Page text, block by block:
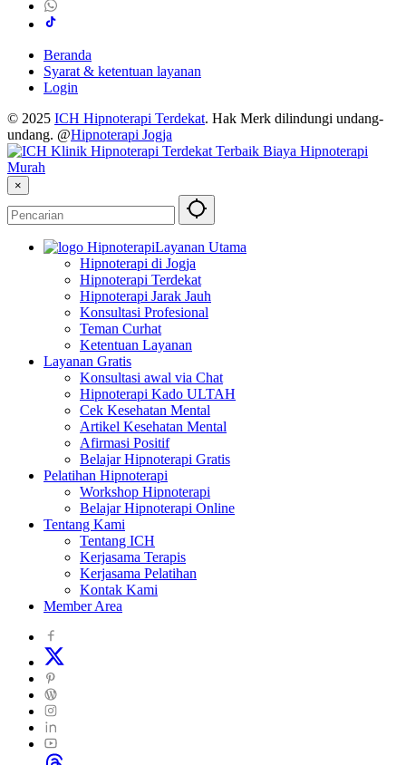
Beranda
Syarat & ketentuan layanan
Login
© 2025 ICH Hipnoterapi Terdekat. Hak Merk dilindungi undang-
undang. @Hipnoterapi Jogja
×
Layanan Utama
Hipnoterapi di Jogja
Hipnoterapi Terdekat
Hipnoterapi Jarak Jauh
Konsultasi Profesional
Teman Curhat
Ketentuan Layanan
Layanan Gratis
Konsultasi awal via Chat
Hipnoterapi Kado ULTAH
Cek Kesehatan Mental
Artikel Kesehatan Mental
Afirmasi Positif
Belajar Hipnoterapi Gratis
Pelatihan Hipnoterapi
Workshop Hipnoterapi
Belajar Hipnoterapi Online
Tentang Kami
Tentang ICH
Kerjasama Terapis
Kerjasama Pelatihan
Kontak Kami
Member Area